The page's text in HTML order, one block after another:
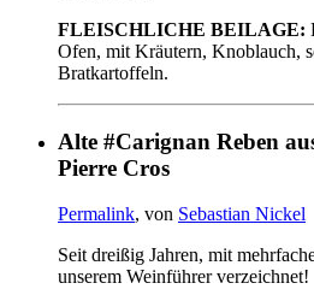
FLEISCHLICHE BEILAGE:
Ofen, mit Kräutern, Knoblauch,
Bratkartoffeln.
Alte #Carignan Reben
Pierre Cros
Permalink, von Sebastian Nickel
Seit dreißig Jahren, mit
unserem Weinführer verzeichnet!